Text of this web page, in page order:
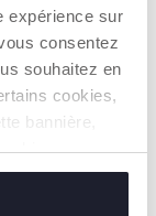
expérience sur
consentez
souhaitez en
cookies,
bannière,
demandé.
est le
et
stimuler